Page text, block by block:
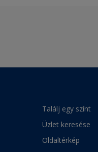
Találj egy színt
Üzlet keresése
Oldaltérkép